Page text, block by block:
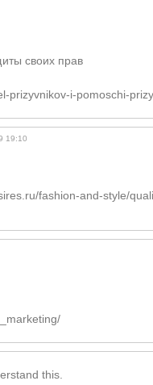
своих прав
i-pomoschi-
19:10
fashion-and-style/
this.